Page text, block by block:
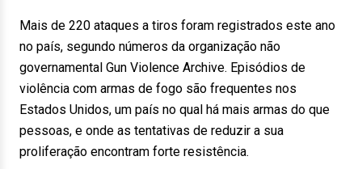
Mais de 220 ataques a tiros foram registrados este ano
no país, segundo números da organização não
governamental Gun Violence Archive. Episódios de
violência com armas de fogo são frequentes nos
Estados Unidos, um país no qual há mais armas do que
pessoas, e onde as tentativas de reduzir a sua
proliferação encontram forte resistência.